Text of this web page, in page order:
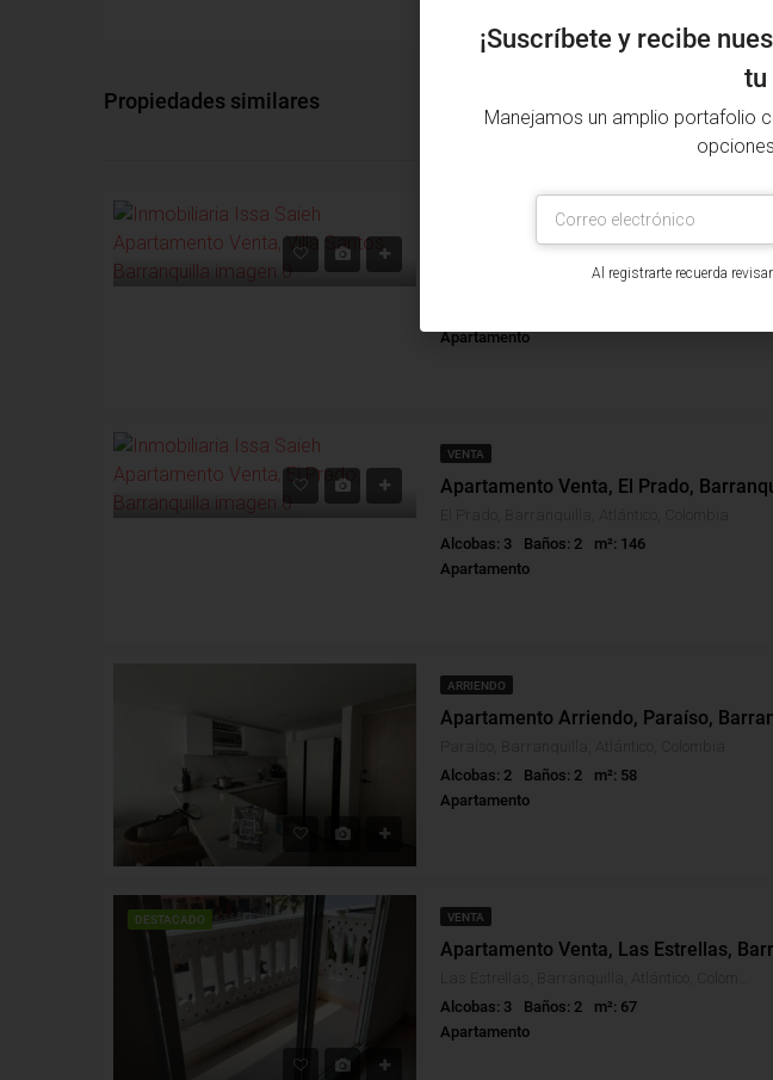
Propiedades similares
Villa Santos, Barranquilla, Atlántico, Colombia
Apartamento
VENTA
Alcobas: 3
Baños: 2
m²: 146
Apartamento
ARRIENDO
Alcobas: 2
Baños: 2
m²: 58
Apartamento
DESTACADO VENTA
Alcobas: 3
Baños: 2
m²: 67
Apartamento
¡Suscríbete y recibe
tu
Manejamos un amplio portafolio
Al registrarte recuerda